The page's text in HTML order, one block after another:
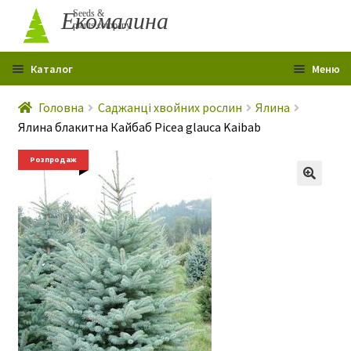
Перейти
до
навігації
Перейти
до
вмісту
Екомалина
Seeds &
plants company
Меню
Каталог
Головна
Профіль
Контакти
Про мене
Гарантія
Розпродаж
Статті
Сертифікати
Головна Саджанці хвойних рослин
Ялина
Ялина блакитна Кайбаб Picea glauca Kaibab
Розпродаж